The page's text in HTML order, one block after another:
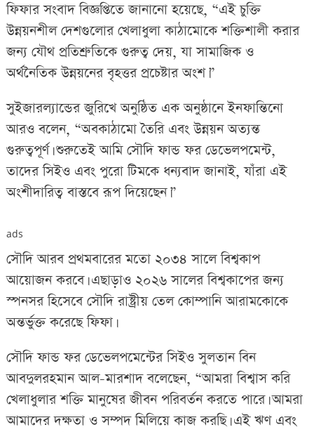
ফিফার সংবাদ বিজ্ঞপ্তিতে জানানো হয়েছে, “এই চুক্তি
উন্নয়নশীল দেশগুলোর খেলাধুলা কাঠামোকে শক্তিশালী করার
জন্য যৌথ প্রতিশ্রুতিকে গুরুত্ব দেয়, যা সামাজিক ও
অর্থনৈতিক উন্নয়নের বৃহত্তর প্রচেষ্টার অংশ।”
সুইজারল্যান্ডের জুরিখে অনুষ্ঠিত এক অনুষ্ঠানে ইনফান্তিনো
আরও বলেন, “অবকাঠামো তৈরি এবং উন্নয়ন অত্যন্ত
গুরুত্বপূর্ণ। শুরুতেই আমি সৌদি ফান্ড ফর ডেভেলপমেন্ট,
তাদের সিইও এবং পুরো টিমকে ধন্যবাদ জানাই, যাঁরা এই
অংশীদারিত্ব বাস্তবে রূপ দিয়েছেন।”
ads
সৌদি আরব প্রথমবারের মতো ২০৩৪ সালে বিশ্বকাপ
আয়োজন করবে। এছাড়াও ২০২৬ সালের বিশ্বকাপের জন্য
স্পনসর হিসেবে সৌদি রাষ্ট্রীয় তেল কোম্পানি আরামকোকে
অন্তর্ভুক্ত করেছে ফিফা।
সৌদি ফান্ড ফর ডেভেলপমেন্টের সিইও সুলতান বিন
আবদুলরহমান আল-মারশাদ বলেছেন, “আমরা বিশ্বাস করি
খেলাধুলার শক্তি মানুষের জীবন পরিবর্তন করতে পারে। আমরা
আমাদের দক্ষতা ও সম্পদ মিলিয়ে কাজ করছি। এই ঋণ এবং